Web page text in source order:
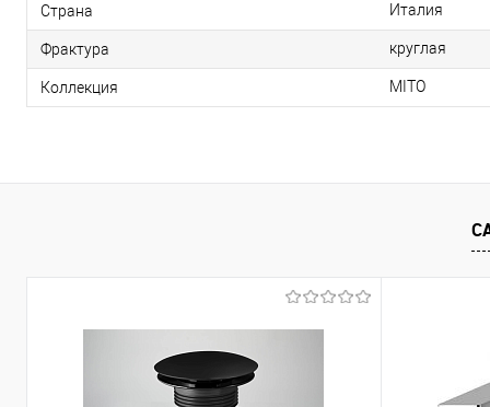
Страна Италия
Фрактура круглая
Коллекция MITO